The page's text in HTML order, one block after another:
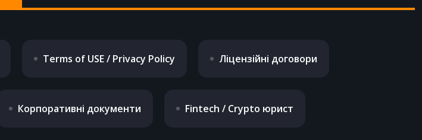
Terms of USE / Privacy Policy Ліцензійні договори
Корпоративні документи Fintech / Crypto юрист